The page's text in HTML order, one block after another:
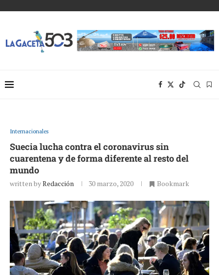
Internacionales
Suecia lucha contra el coronavirus sin
cuarentena y de forma diferente al resto del
mundo
written byRedacción 30 marzo, 2020 Bookmark